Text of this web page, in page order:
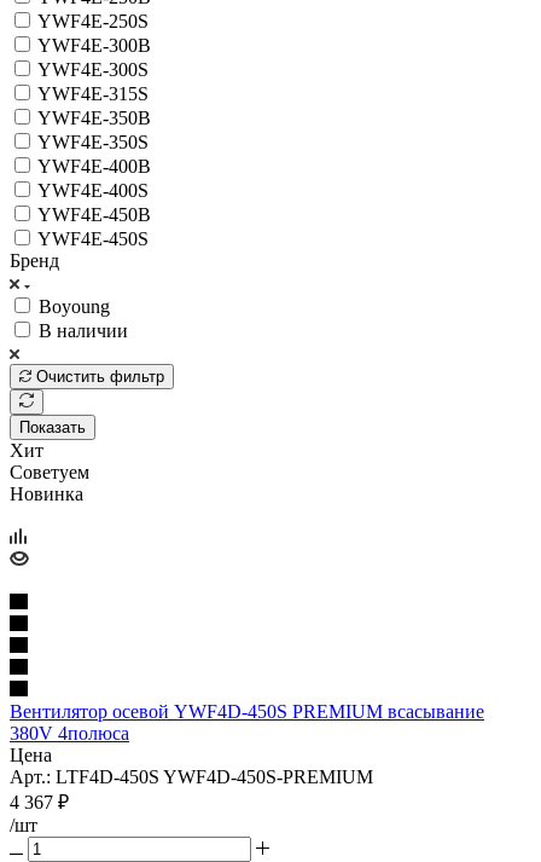
YWF4E-250S
YWF4E-300B
YWF4E-300S
YWF4E-315S
YWF4E-350B
YWF4E-350S
YWF4E-400B
YWF4E-400S
YWF4E-450B
YWF4E-450S
Бренд
Boyoung
В наличии
Очистить фильтр
Показать
Хит
Советуем
Новинка
Вентилятор осевой YWF4D-450S PREMIUM всасывание
380V 4полюса
Цена
Арт.: LTF4D-450S YWF4D-450S-PREMIUM
4 367 ₽
/шт